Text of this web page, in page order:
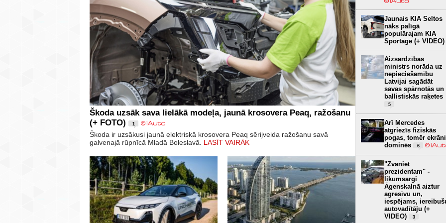
Škoda uzsāk sava lielākā modeļa, jaunā krosovera Peaq, ražošanu
(+ FOTO)
1
Škoda ir uzsākusi jaunā elektriskā krosovera Peaq sērijveida ražošanu savā
galvenajā rūpnīcā Mladā Boleslavā. LASĪT VAIRĀK
Jaunais KIA Seltos
nāks palīgā
populārajam KIA
Sportage (+ VIDEO)
Aizsardzības
ministrs norāda uz
nepieciešamību
Latvijai sagādāt
savas spārnotās un
ballistiskās raķetes
5
Arī Mercedes
atgriezīs fiziskās
pogas, tomēr ekrāni
dominēs
6
"Zvaniet
prezidentam" -
likumsargi
Āgenskalnā aiztur
agresīvu un,
iespējams,
autovadītāju (+
VIDEO)
3